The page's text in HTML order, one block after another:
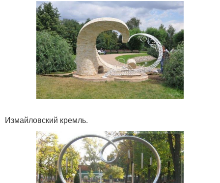
Измайловский кремль.